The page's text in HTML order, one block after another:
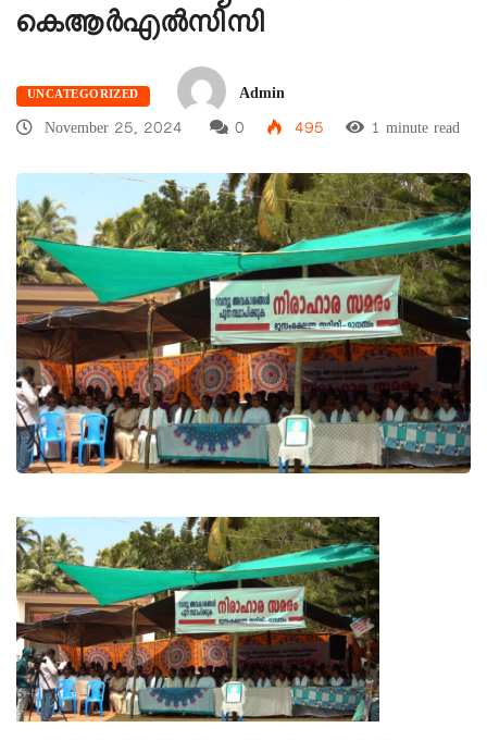
കെആർഎൽസിസി
UNCATEGORIZED
Admin
November 25, 2024
0 495 1 minute read